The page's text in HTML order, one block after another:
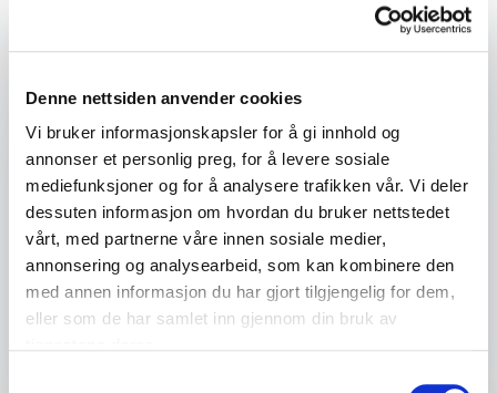
Denne nettsiden anvender cookies
Vi bruker informasjonskapsler for å gi innhold og
annonser et personlig preg, for å levere sosiale
mediefunksjoner og for å analysere trafikken vår. Vi deler
dessuten informasjon om hvordan du bruker nettstedet
vårt, med partnerne våre innen sosiale medier,
annonsering og analysearbeid, som kan kombinere den
med annen informasjon du har gjort tilgjengelig for dem,
eller som de har samlet inn gjennom din bruk av
Telefon
Firma eller organisasjon
Detaljer om ditt arrangement